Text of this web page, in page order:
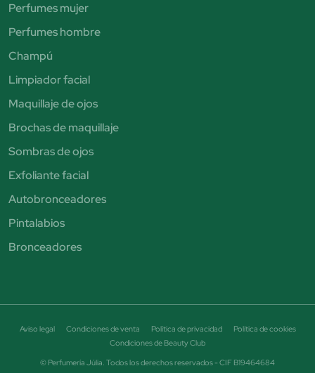
Perfumes mujer
Perfumes hombre
Champú
Limpiador facial
Maquillaje de ojos
Brochas de maquillaje
Sombras de ojos
Exfoliante facial
Autobronceadores
Pintalabios
Bronceadores
© Perfumería Júlia. Todos los derechos reservados - CIF B19464684
Aviso legal Condiciones de venta Política de privacidad
Política de cookies
Condiciones de Beauty Club